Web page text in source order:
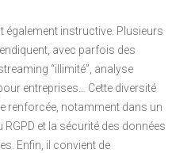
également instructive. Plusieurs
avec parfois des
“illimité”, analyse
entreprises… Cette diversité
renforcée, notamment dans un
et la sécurité des données
Enfin, il convient de